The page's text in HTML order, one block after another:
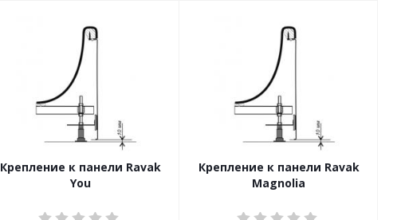
Крепление к панели Ravak
You
Крепление к панели Ravak
Magnolia